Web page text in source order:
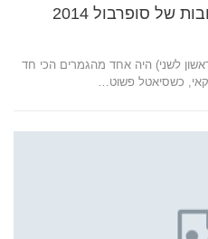
לשני) היה אחד מהגמרים הכי חד
כשסיאטל פשוט…